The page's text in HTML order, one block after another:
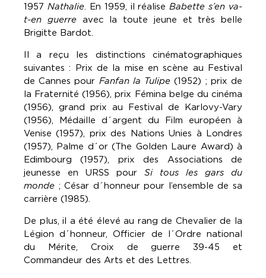
1957 Nathalie. En 1959, il réaliseBabette s’en va-
t-en guerreavec la toute jeune et très belle
Brigitte Bardot.
Il a reçu les distinctions cinématographiques
suivantes : Prix de la mise en scène au Festival
de Cannes pour Fanfan la Tulipe(1952) ; prix de
la Fraternité (1956), prix Fémina belge du cinéma
(1956), grand prix au Festival de Karlovy-Vary
(1956), Médaille d´argent du Film européen à
Venise (1957), prix des Nations Unies à Londres
(1957), Palme d´or (The Golden Laure Award) à
Edimbourg (1957), prix des Associations de
jeunesse en URSS pour Si tous les gars du
monde ; César d´honneur pour l’ensemble de sa
carrière (1985).
De plus, il a été élevé au rang de Chevalier de la
Légion d´honneur, Officier de l´Ordre national
du Mérite, Croix de guerre 39-45 et
Commandeur des Arts et des Lettres.